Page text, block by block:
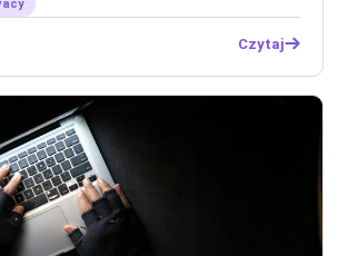
Czytaj